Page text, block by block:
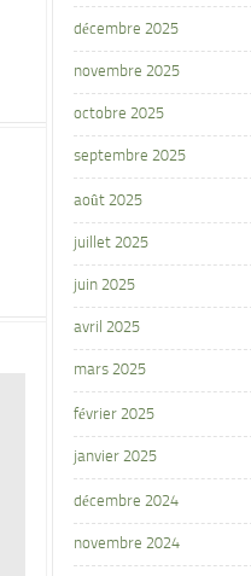
décembre 2025
novembre 2025
octobre 2025
septembre 2025
août 2025
juillet 2025
juin 2025
avril 2025
mars 2025
février 2025
janvier 2025
décembre 2024
novembre 2024